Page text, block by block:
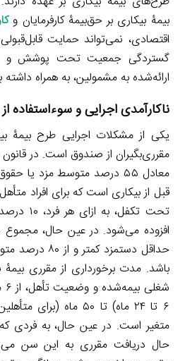
بیمۀ بیکاری بر حق‌بیمۀ کارفرمایان و
اقتصادی، نمی‌تواند حمایت
گستردگی جمعیت تحت پوشش و
ارائه‌شده به مشمولین، به همراه داشته
ناکارآمدی اجرایی و سوءاستفاده
یکی از مشکلات اجرایی طرح بیمۀ
مقرری‌بگیران از صندوق است. در قانون
تحت
افزوده می‌شود. در عین حال، مجموع
حداقل دستمزد
باشد. مدت برخورداری از مقرری بیمۀ
حال دریافت مقرری به این سن